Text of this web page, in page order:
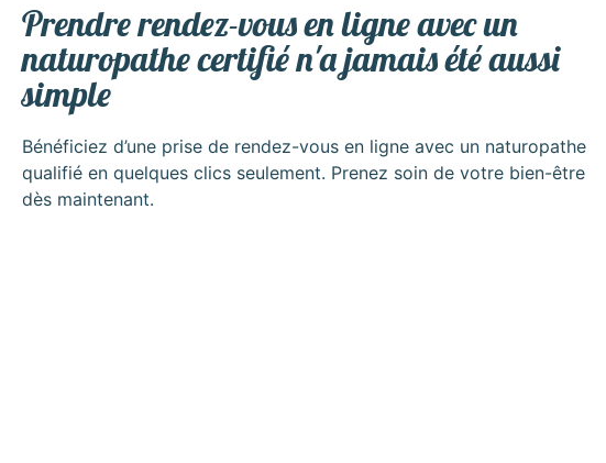
Prendre rendez-vous en ligne avec un
naturopathe certifié n'a jamais été aussi
simple
Bénéficiez d’une prise de rendez-vous en ligne avec un naturopathe
qualifié en quelques clics seulement. Prenez soin de votre bien-être
dès maintenant.